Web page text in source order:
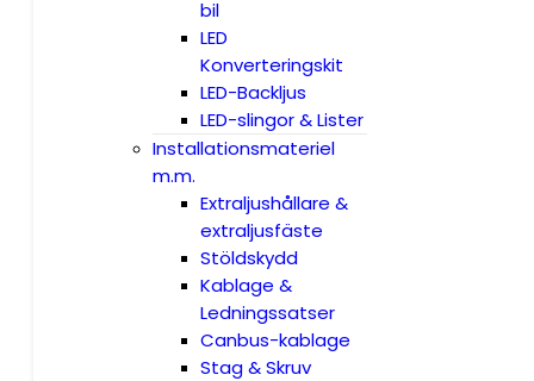
bil
LED
Konverteringskit
LED-Backljus
LED-slingor & Lister
Installationsmateriel
m.m.
Extraljushållare &
extraljusfäste
Stöldskydd
Kablage &
Ledningssatser
Canbus-kablage
Stag & Skruv